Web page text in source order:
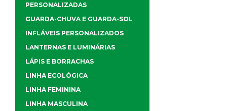
PERSONALIZADAS
GUARDA-CHUVA E GUARDA-SOL
INFLÁVEIS PERSONALIZADOS
LANTERNAS E LUMINÁRIAS
LÁPIS E BORRACHAS
LINHA ECOLÓGICA
LINHA FEMININA
LINHA MASCULINA